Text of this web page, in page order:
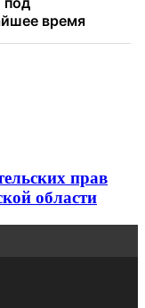
прав
области